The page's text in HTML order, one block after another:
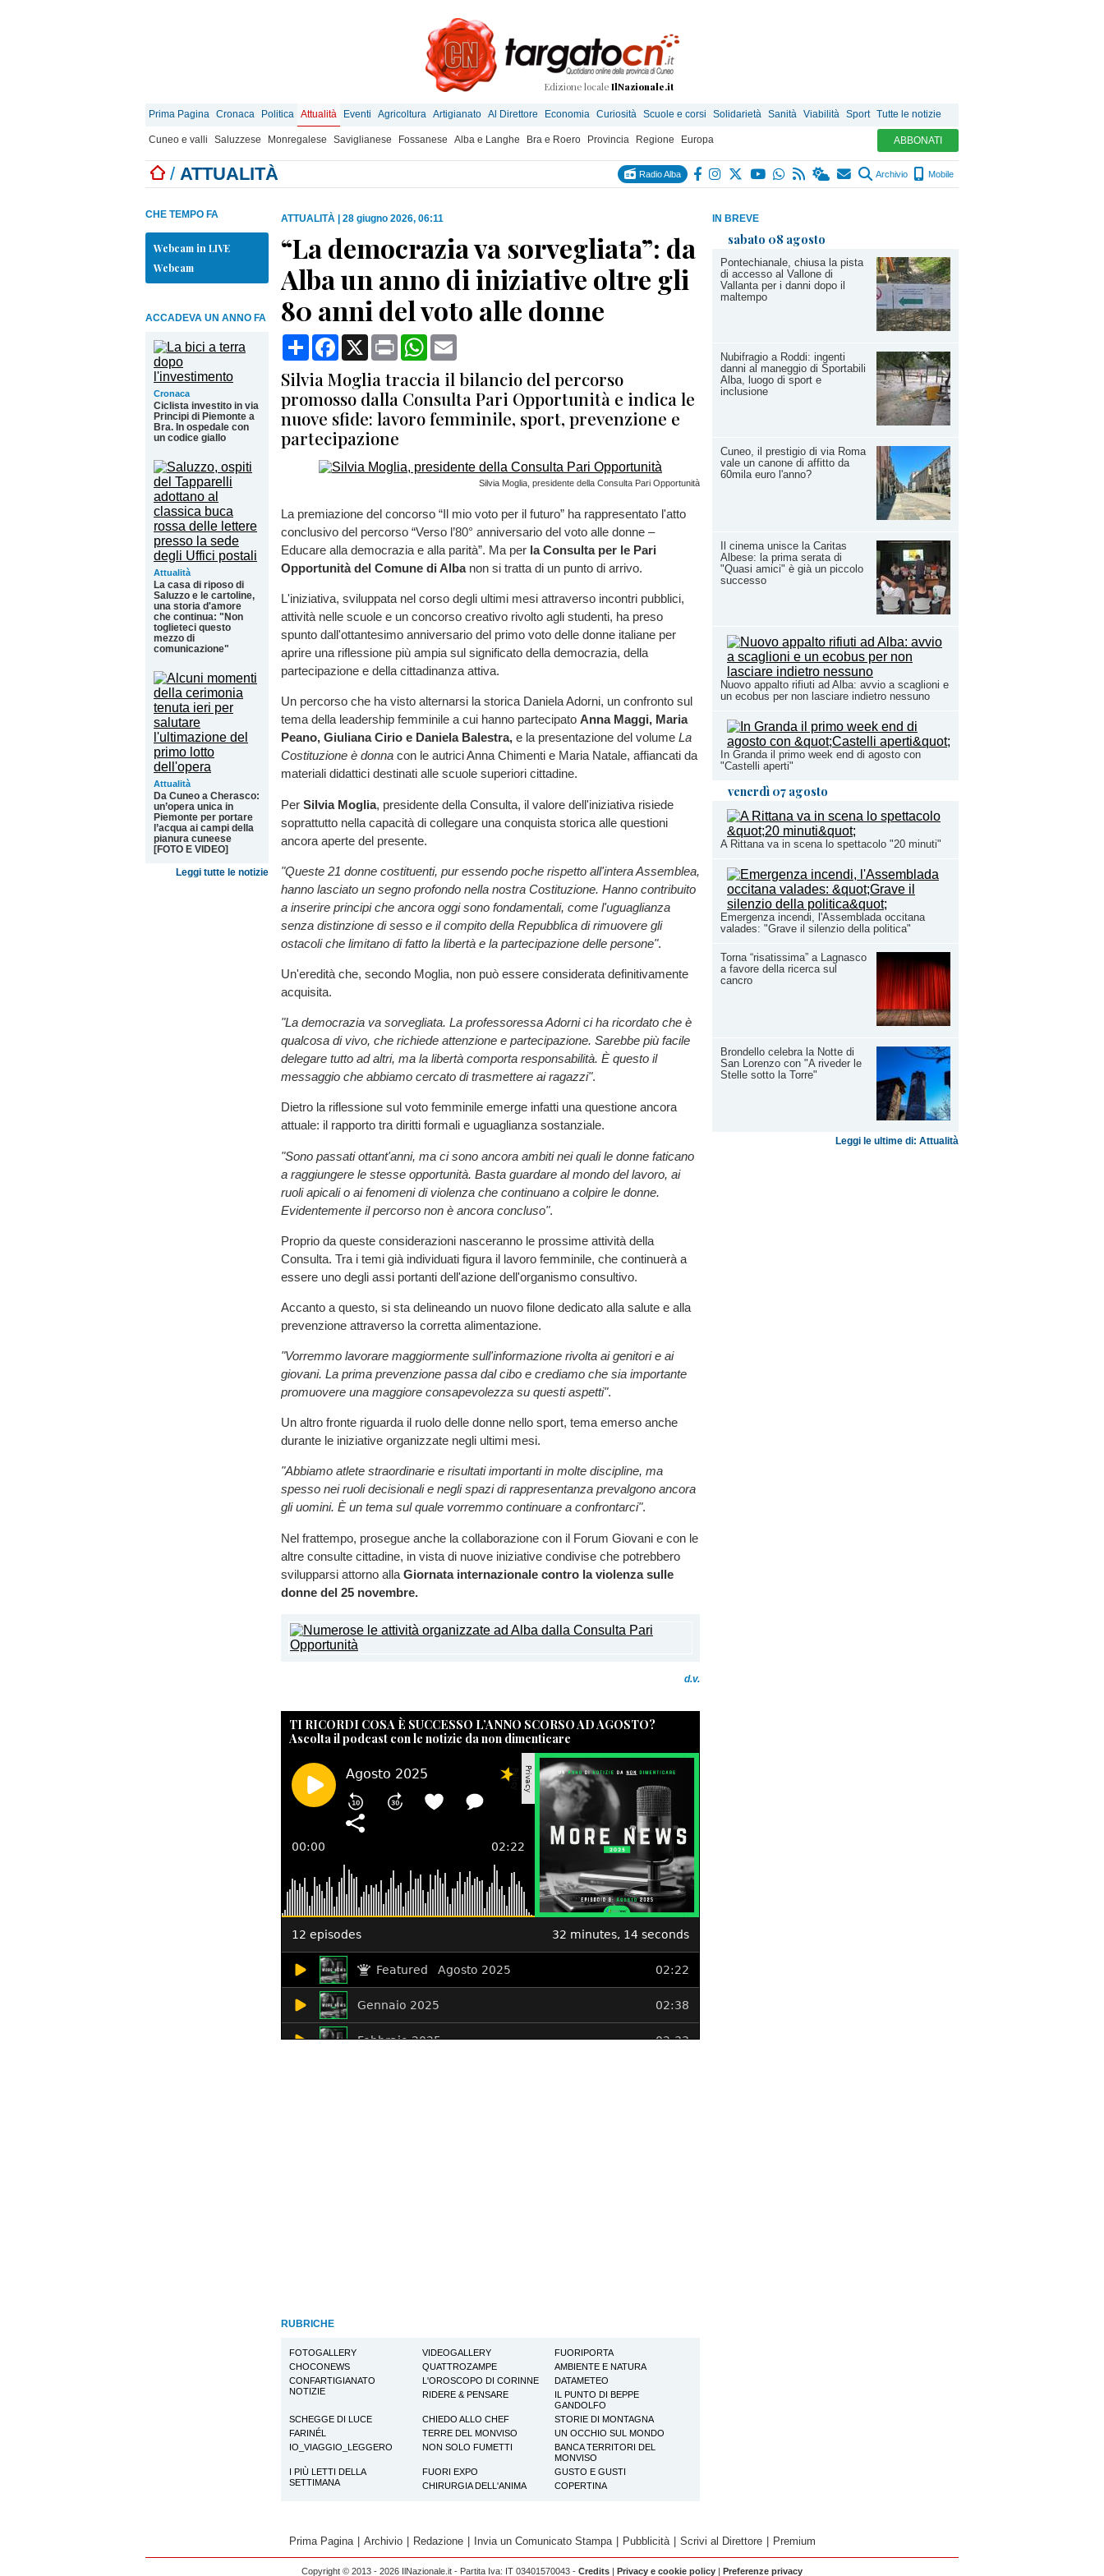
Edizione locale IlNazionale.it
Prima Pagina Cronaca Politica Attualità Eventi Agricoltura Artigianato Al Direttore Economia Curiosità Scuole e corsi Solidarietà Sanità Viabilità Sport Tutte le notizie
Cuneo e valli Saluzzese Monregalese Saviglianese Fossanese Alba e Langhe Bra e Roero Provincia Regione Europa ABBONATI
/ ATTUALITÀ Radio Alba Archivio Mobile
IN BREVE
sabato 08 agosto
Pontechianale, chiusa la pista
di accesso al Vallone di
Vallanta per i danni dopo il
maltempo
Nubifragio a Roddi: ingenti
danni al maneggio di Sportabili
Alba, luogo di sport e
inclusione
Cuneo, il prestigio di via Roma
vale un canone di affitto da
60mila euro l'anno?
Il cinema unisce la Caritas
Albese: la prima serata di
"Quasi amici" è già un piccolo
successo
Nuovo appalto rifiuti ad Alba: avvio a scaglioni e
un ecobus per non lasciare indietro nessuno
In Granda il primo week end di agosto con
"Castelli aperti"
venerdì 07 agosto
A Rittana va in scena lo spettacolo "20 minuti"
Emergenza incendi, l'Assemblada occitana
valades: "Grave il silenzio della politica"
Torna “risatissima” a Lagnasco
a favore della ricerca sul
cancro
Brondello celebra la Notte di
San Lorenzo con "A riveder le
Stelle sotto la Torre"
Leggi le ultime di: Attualità
CHE TEMPO FA
Webcam in LIVE
Webcam
ACCADEVA UN ANNO FA
Cronaca
Ciclista investito in via
Principi di Piemonte a
Bra. In ospedale con
un codice giallo
Attualità
La casa di riposo di
Saluzzo e le cartoline,
una storia d'amore
che continua: "Non
toglieteci questo
mezzo di
comunicazione"
Attualità
Da Cuneo a Cherasco:
un’opera unica in
Piemonte per portare
l’acqua ai campi della
pianura cuneese
[FOTO E VIDEO]
Leggi tutte le notizie
ATTUALITÀ 28 giugno 2026, 06:11
“La democrazia va sorvegliata”: da
Alba un anno di iniziative oltre gli
80 anni del voto alle donne
CondividiFacebook
X Print WhatsApp
Silvia Moglia traccia il bilancio del percorso
promosso dalla Consulta Pari Opportunità e indica le
nuove sfide: lavoro femminile, sport, prevenzione e
partecipazione
Silvia Moglia, presidente della Consulta Pari Opportunità
La premiazione del concorso “Il mio voto per il futuro” ha rappresentato l'atto
conclusivo del percorso “Verso l’80° anniversario del voto alle donne –
Educare alla democrazia e alla parità”. Ma per la Consulta per le Pari
Opportunità del Comune di Alba non si tratta di un punto di arrivo.
L'iniziativa, sviluppata nel corso degli ultimi mesi attraverso incontri pubblici,
attività nelle scuole e un concorso creativo rivolto agli studenti, ha preso
spunto dall'ottantesimo anniversario del primo voto delle donne italiane per
aprire una riflessione più ampia sul significato della democrazia, della
partecipazione e della cittadinanza attiva.
Un percorso che ha visto alternarsi la storica Daniela Adorni, un confronto sul
tema della leadership femminile a cui hanno partecipato Anna Maggi, Maria
Peano, Giuliana Cirio e Daniela Balestra, e la presentazione del volume La
Costituzione è donna con le autrici Anna Chimenti e Maria Natale, affiancati da
materiali didattici destinati alle scuole superiori cittadine.
Per Silvia Moglia, presidente della Consulta, il valore dell'iniziativa risiede
soprattutto nella capacità di collegare una conquista storica alle questioni
ancora aperte del presente.
"Queste 21 donne costituenti, pur essendo poche rispetto all'intera Assemblea,
hanno lasciato un segno profondo nella nostra Costituzione. Hanno contribuito
a inserire principi che ancora oggi sono fondamentali, come l'uguaglianza
senza distinzione di sesso e il compito della Repubblica di rimuovere gli
ostacoli che limitano di fatto la libertà e la partecipazione delle persone".
Un'eredità che, secondo Moglia, non può essere considerata definitivamente
acquisita.
"La democrazia va sorvegliata. La professoressa Adorni ci ha ricordato che è
qualcosa di vivo, che richiede attenzione e partecipazione. Sarebbe più facile
delegare tutto ad altri, ma la libertà comporta responsabilità. È questo il
messaggio che abbiamo cercato di trasmettere ai ragazzi".
Dietro la riflessione sul voto femminile emerge infatti una questione ancora
attuale: il rapporto tra diritti formali e uguaglianza sostanziale.
"Sono passati ottant'anni, ma ci sono ancora ambiti nei quali le donne faticano
a raggiungere le stesse opportunità. Basta guardare al mondo del lavoro, ai
ruoli apicali o ai fenomeni di violenza che continuano a colpire le donne.
Evidentemente il percorso non è ancora concluso".
Proprio da queste considerazioni nasceranno le prossime attività della
Consulta. Tra i temi già individuati figura il lavoro femminile, che continuerà a
essere uno degli assi portanti dell'azione dell'organismo consultivo.
Accanto a questo, si sta delineando un nuovo filone dedicato alla salute e alla
prevenzione attraverso la corretta alimentazione.
"Vorremmo lavorare maggiormente sull'informazione rivolta ai genitori e ai
giovani. La prima prevenzione passa dal cibo e crediamo che sia importante
promuovere una maggiore consapevolezza su questi aspetti".
Un altro fronte riguarda il ruolo delle donne nello sport, tema emerso anche
durante le iniziative organizzate negli ultimi mesi.
"Abbiamo atlete straordinarie e risultati importanti in molte discipline, ma
spesso nei ruoli decisionali e negli spazi di rappresentanza prevalgono ancora
gli uomini. È un tema sul quale vorremmo continuare a confrontarci".
Nel frattempo, prosegue anche la collaborazione con il Forum Giovani e con le
altre consulte cittadine, in vista di nuove iniziative condivise che potrebbero
svilupparsi attorno alla Giornata internazionale contro la violenza sulle
donne del 25 novembre.
d.v.
TI RICORDI COSA È SUCCESSO L’ANNO SCORSO AD AGOSTO?
Ascolta il podcast con le notizie da non dimenticare
RUBRICHE
FOTOGALLERY VIDEOGALLERY
FUORIPORTA
CHOCONEWS
QUATTROZAMPE
AMBIENTE E NATURA
CONFARTIGIANATO
NOTIZIE
L'OROSCOPO DI CORINNE
DATAMETEO
RIDERE & PENSARE
IL PUNTO DI BEPPE
GANDOLFO
SCHEGGE DI LUCE
CHIEDO ALLO CHEF
STORIE DI MONTAGNA
FARINÉL
TERRE DEL MONVISO
UN OCCHIO SUL MONDO
IO_VIAGGIO_LEGGERO
NON SOLO FUMETTI
BANCA TERRITORI DEL
MONVISO
I PIÙ LETTI DELLA
SETTIMANA
FUORI EXPO
GUSTO E GUSTI
CHIRURGIA DELL'ANIMA
COPERTINA
Prima Pagina Archivio Redazione Invia un Comunicato Stampa Pubblicità Scrivi al Direttore Premium
Copyright © 2013 - 2026 IlNazionale.it - Partita Iva: IT 03401570043 - Credits | Privacy e cookie policy | Preferenze privacy